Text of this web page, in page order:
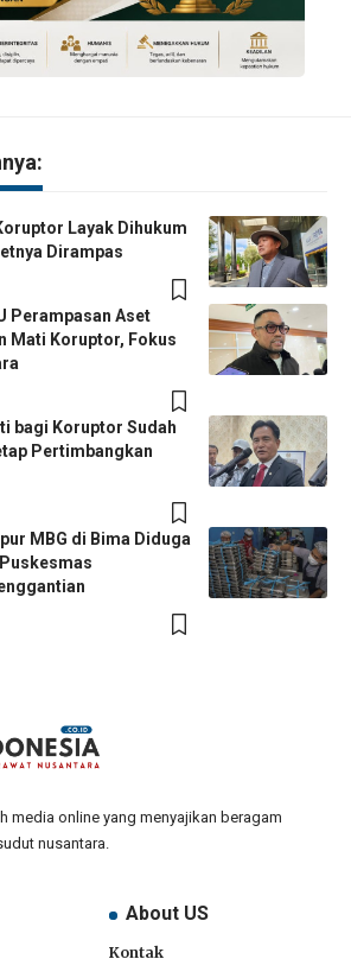
Layak Dihukum
Dirampas
Perampasan Aset
Mati Koruptor, Fokus
bagi Koruptor Sudah
Pertimbangkan
MBG di Bima Diduga
media online yang menyajikan beragam
nusantara.
About US
Kontak